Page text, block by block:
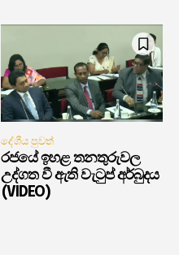
දේශීය පුවත්
රජයේ ඉහළ තනතුරුවල
උද්ගත වී ඇති වැටුප් අර්බුදය
(VIDEO)